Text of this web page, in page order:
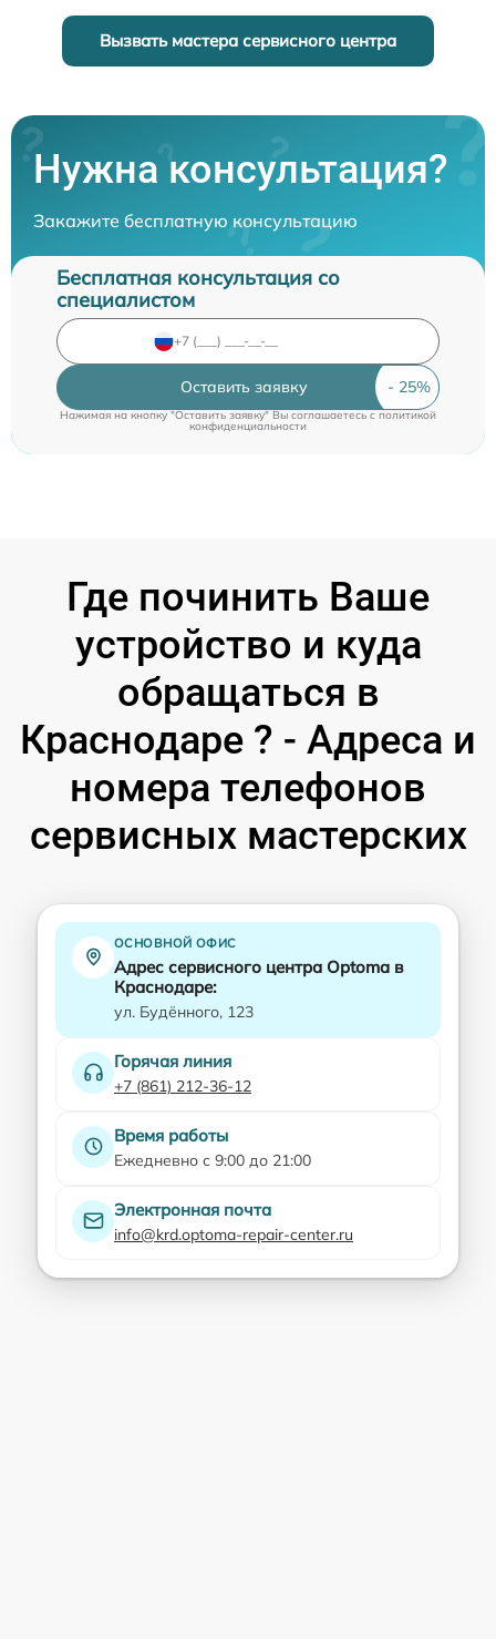
Вызвать мастера сервисного центра
Нужна консультация?
Закажите бесплатную консультацию
Бесплатная консультация со
специалистом
Оставить заявку
Нажимая на кнопку "Оставить заявку" Вы соглашаетесь cполитикой
конфиденциальности
Где починить Ваше
устройство и куда
обращаться в
Краснодаре ? - Адреса и
номера телефонов
сервисных мастерских
ОСНОВНОЙ ОФИС
Адрес сервисного центра Optoma в
Краснодаре:
ул. Будённого, 123
Горячая линия
+7 (861) 212-36-12
Время работы
Ежедневно с 9:00 до 21:00
Электронная почта
info@krd.optoma-repair-center.ru